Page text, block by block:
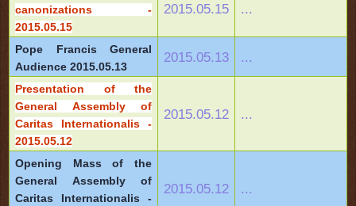
canonizations -
2015.05.15
2015.05.15 ...
Pope Francis General
Audience 2015.05.13
2015.05.13 ...
Presentation of the
General Assembly of
Caritas Internationalis -
2015.05.12
2015.05.12 ...
Opening Mass of the
General Assembly of
Caritas Internationalis -
2015.05.12 ...